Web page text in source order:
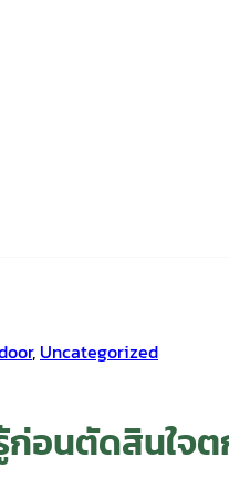
, Uncategorized
อนตัดสินใจต